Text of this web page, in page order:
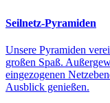
Seilnetz-Pyramiden
Unsere Pyramiden
großen Spaß.
eingezogenen
Ausblick genießen.